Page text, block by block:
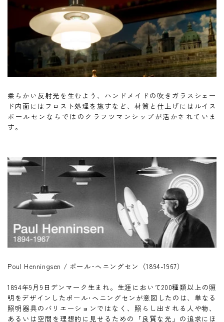
柔らかい反射光を生むよう、ハンドメイドの吹きガラスシェー
ド内面にはフロスト処理を施すなど、材質と仕上げにはルイス
ポールセンならではのクラフツマンシップが活かされていま
す。
Poul Henningsen / ポール･ヘニングセン（1894-1967）
1894年9月9日デンマーク生まれ。生涯において200種類以上の照
明をデザインしたポール･ヘニングセンが意図したのは、単なる
照明器具のバリエーションではなく、照らし出される人や物、
あるいは空間を理想的に見せるための「良質な光」の追求にほ